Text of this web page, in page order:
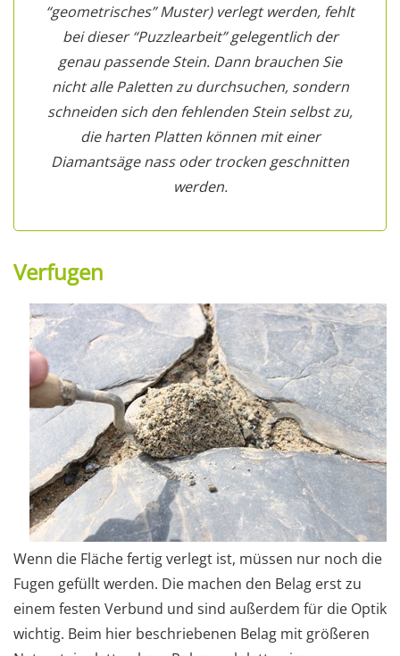
“geometrisches” Muster) verlegt werden, fehlt
bei dieser “Puzzlearbeit” gelegentlich der
genau passende Stein. Dann brauchen Sie
nicht alle Paletten zu durchsuchen, sondern
schneiden sich den fehlenden Stein selbst zu,
die harten Platten können mit einer
Diamantsäge nass oder trocken geschnitten
werden.
Verfugen
Wenn die Fläche fertig verlegt ist, müssen nur noch die
Fugen gefüllt werden. Die machen den Belag erst zu
einem festen Verbund und sind außerdem für die Optik
wichtig. Beim hier beschriebenen Belag mit größeren